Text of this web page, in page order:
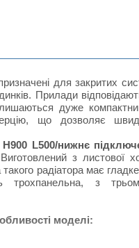
для закритих
Прилади
дуже
що дозволяє
L500/нижнє
з листової
радіатора має
трохпанельна, з
моделі: